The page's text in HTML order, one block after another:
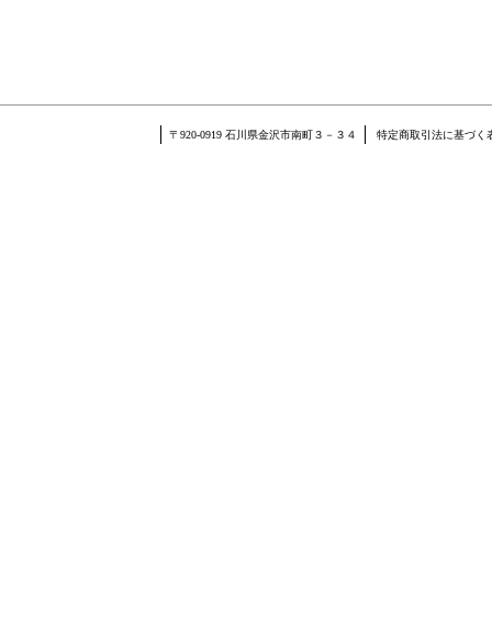
〒920-0919 石川県金沢市南町３－３４ 特定商取引法に基づく